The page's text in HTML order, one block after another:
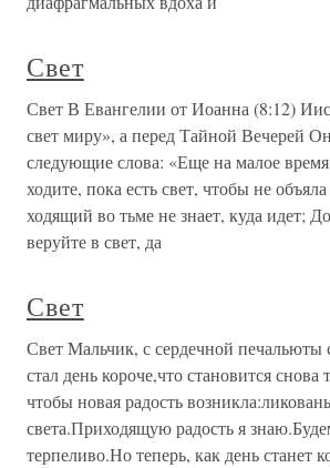
Свет
Свет В Евангелии от Иоанна (8:12)
свет миру», а перед Тайной Вечерей
следующие слова: «Еще на малое время
ходите, пока есть свет, чтобы не
ходящий во тьме не знает, куда идет;
веруйте в свет, да
Свет
Свет Мальчик, с сердечной печальюты
стал день короче,что становится снова
чтобы новая радость
света.Приходящую радость я
терпеливо.Но теперь, как день станет